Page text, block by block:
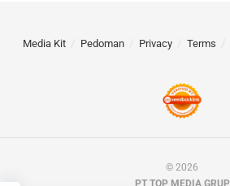
Media Kit Pedoman Privacy Terms
© 2026
PT TOP MEDIA GRUP